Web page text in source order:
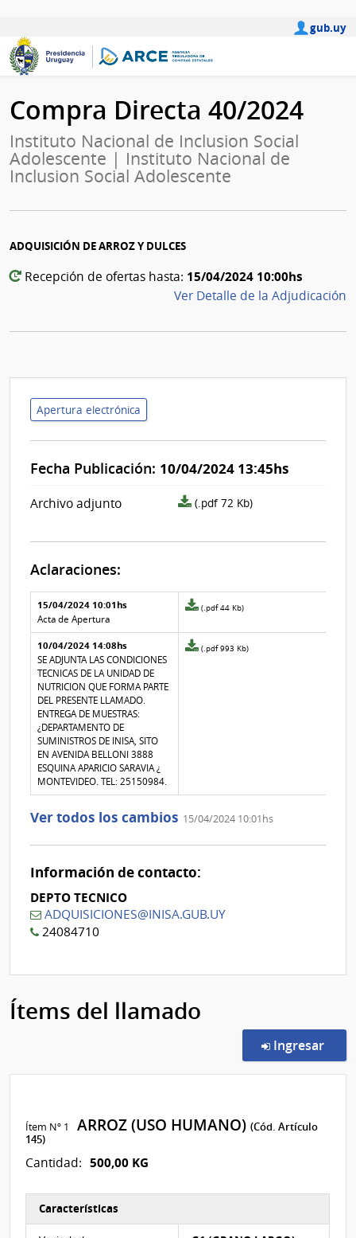
gub.uy
Compra Directa 40/2024
Instituto Nacional de Inclusion Social
Adolescente | Instituto Nacional de
Inclusion Social Adolescente
ADQUISICIÓN DE ARROZ Y DULCES
Recepción de ofertas hasta: 15/04/2024 10:00hs
Ver Detalle de la Adjudicación
Apertura electrónica
Fecha Publicación: 10/04/2024 13:45hs
Archivo adjunto
archivo
(.pdf 72 Kb)
Aclaraciones:
Aclaraciones del llamado
Fecha y
texto de
la
aclaración
Archivo
de la
aclaración
15/04/2024 10:01hs
Acta de Apertura
Archivo
de
la
(.pdf 44 Kb)
10/04/2024 14:08hs
SE ADJUNTA LAS CONDICIONES
TECNICAS DE LA UNIDAD DE
NUTRICION QUE FORMA PARTE
DEL PRESENTE LLAMADO.
ENTREGA DE MUESTRAS:
¿DEPARTAMENTO DE
SUMINISTROS DE INISA, SITO
EN AVENIDA BELLONI 3888
ESQUINA APARICIO SARAVIA ¿
MONTEVIDEO. TEL: 25150984.
Archivo
(.pdf 993 Kb)
Ver todos los cambios 15/04/2024 10:01hs
Información de contacto:
DEPTO TECNICO
ADQUISICIONES@INISA.GUB.UY
24084710
Ítems del llamado
Ingresar
Ítem Nº 1 ARROZ (USO HUMANO)(Cód. Artículo
145)
Cantidad: 500,00 KG
Características